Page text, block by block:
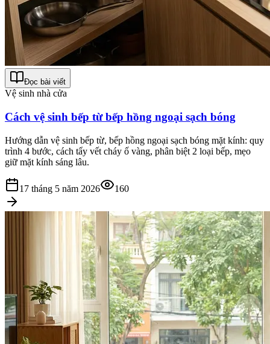
Đọc bài viết
Vệ sinh nhà cửa
Cách vệ sinh bếp từ bếp hồng ngoại sạch bóng
Hướng dẫn vệ sinh bếp từ, bếp hồng ngoại sạch bóng mặt kính: quy
trình 4 bước, cách tẩy vết cháy ố vàng, phân biệt 2 loại bếp, mẹo
giữ mặt kính sáng lâu.
17 tháng 5 năm 2026 160